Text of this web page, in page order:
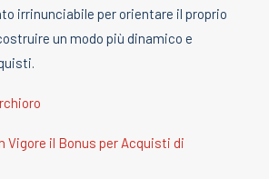
irrinunciabile per orientare il proprio
un modo più dinamico e
Vigore il Bonus per Acquisti di